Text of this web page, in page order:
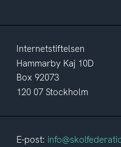
Internetstiftelsen
Hammarby Kaj 10D
Box 92073
120 07 Stockholm
E-post: